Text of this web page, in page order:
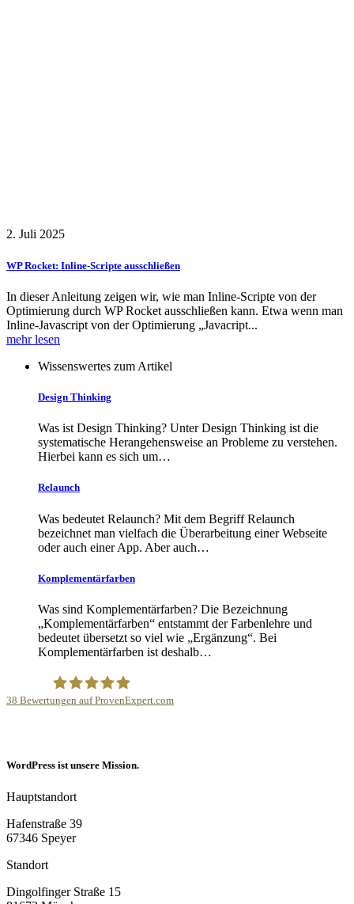
2. Juli 2025
WP Rocket: Inline-Scripte ausschließen
In dieser Anleitung zeigen wir, wie man Inline-Scripte von der
Optimierung durch WP Rocket ausschließen kann. Etwa wenn man
Inline-Javascript von der Optimierung „Javacript...
mehr lesen
Wissenswertes zum Artikel
Design Thinking
Was ist Design Thinking? Unter Design Thinking ist die
systematische Herangehensweise an Probleme zu verstehen.
Hierbei kann es sich um…
Relaunch
Was bedeutet Relaunch? Mit dem Begriff Relaunch
bezeichnet man vielfach die Überarbeitung einer Webseite
oder auch einer App. Aber auch…
Komplementärfarben
Was sind Komplementärfarben? Die Bezeichnung
„Komplementärfarben“ entstammt der Farbenlehre und
bedeutet übersetzt so viel wie „Ergänzung“. Bei
Komplementärfarben ist deshalb…
38 Bewertungen auf ProvenExpert.com
WordPress ist unsere Mission.
Hauptstandort
Hafenstraße 39
67346 Speyer
Standort
Dingolfinger Straße 15